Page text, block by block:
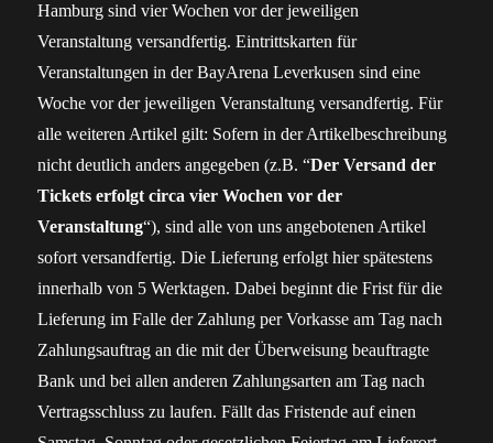
Hamburg sind vier Wochen vor der jeweiligen
Veranstaltung versandfertig. Eintrittskarten für
Veranstaltungen in der BayArena Leverkusen sind eine
Woche vor der jeweiligen Veranstaltung versandfertig. Für
alle weiteren Artikel gilt: Sofern in der Artikelbeschreibung
nicht deutlich anders angegeben (z.B. “Der Versand der
Tickets erfolgt circa vier Wochen vor der
Veranstaltung“), sind alle von uns angebotenen Artikel
sofort versandfertig. Die Lieferung erfolgt hier spätestens
innerhalb von 5 Werktagen. Dabei beginnt die Frist für die
Lieferung im Falle der Zahlung per Vorkasse am Tag nach
Zahlungsauftrag an die mit der Überweisung beauftragte
Bank und bei allen anderen Zahlungsarten am Tag nach
Vertragsschluss zu laufen. Fällt das Fristende auf einen